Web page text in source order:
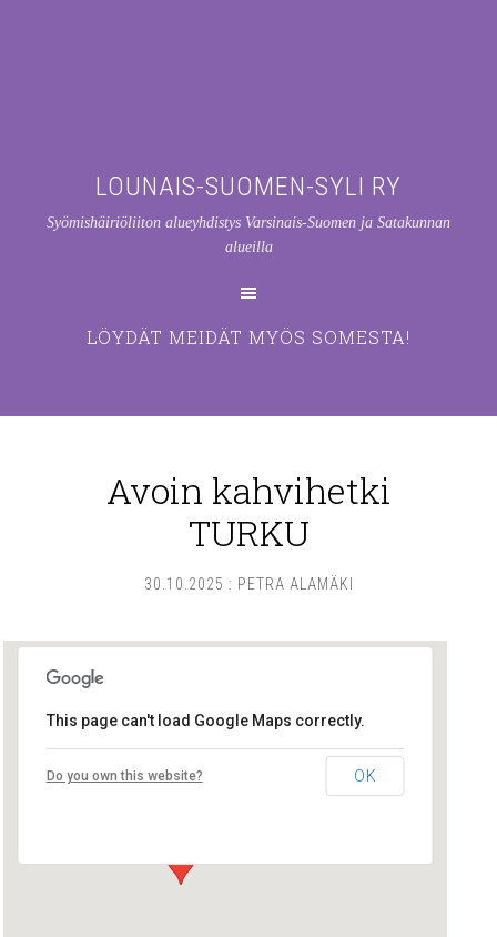
LOUNAIS-SUOMEN-SYLI RY
Syömishäiriöliiton alueyhdistys Varsinais-Suomen ja Satakunnan
alueilla
LÖYDÄT MEIDÄT MYÖS SOMESTA!
Avoin kahvihetki
TURKU
30.10.2025 : PETRA ALAMÄKI
Lounais-Suomen – SYLI ry
Maariankatu 8 D 104 - Turku
This page can't load Google Maps correctly.
Do you own this website? OK